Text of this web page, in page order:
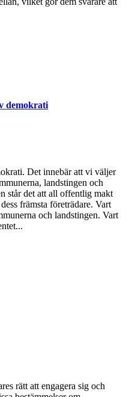
demokrati
Det innebär att vi väljer
landstingen och
står det att all offentlig makt
främsta företrädare. Vart
och landstingen. Vart
rätt att engagera sig och